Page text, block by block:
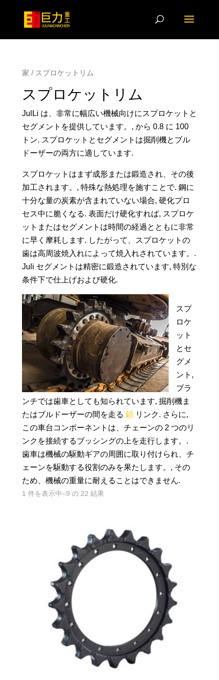
家 / スプロケットリム
スプロケットリム
JulLi は、非常に幅広い機械向けにスプロケットと
セグメントを提供しています。, から 0.8 に 100
トン. スプロケットとセグメントは掘削機とブル
ドーザーの両方に適しています.
スプロケットはまず成形または鍛造され、その後
加工されます。, 特殊な熱処理を施すことで. 鋼に
十分な量の炭素が含まれていない場合, 硬化プロ
セス中に脆くなる. 表面だけ硬化すれば, スプロケ
ットまたはセグメントは時間の経過とともに非常
に早く摩耗します. したがって、スプロケットの
歯は高周波焼入れによって焼入れされています。.
Juli セグメントは精密に鍛造されています, 特別な
条件下で仕上げおよび硬化.
スプ
ロケ
ット
とセ
グメ
ント,
ブラ
ンチでは歯車としても知られています, 掘削機ま
たはブルドーザーの間を走る 鎖 リンク. さらに,
この車台コンポーネントは、チェーンの 2 つのリ
ンクを接続するブッシングの上を走行します。.
歯車は機械の駆動ギアの周囲に取り付けられ、チ
ェーンを駆動する役割のみを果たします。, その
ため、機械の重量に耐えることはできません.
1 件を表示中–9 の 22 結果